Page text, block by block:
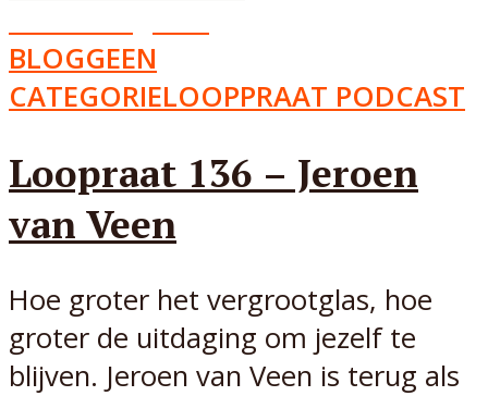
BLOGGEEN
CATEGORIELOOPPRAAT PODCAST
Loopraat 136 – Jeroen
van Veen
Hoe groter het vergrootglas, hoe
groter de uitdaging om jezelf te
blijven. Jeroen van Veen is terug als